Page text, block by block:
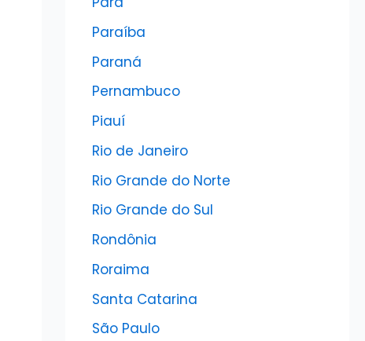
Paraíba
Paraná
Pernambuco
Piauí
Rio de Janeiro
Rio Grande do Norte
Rio Grande do Sul
Rondônia
Roraima
Santa Catarina
São Paulo